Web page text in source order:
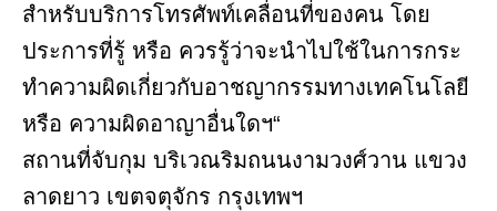
สำหรับบริการโทรศัพท์เคลื่อนที่ของคน โดย
ประการที่รู้ หรือ ควรรู้ว่าจะนำไปใช้ในการกระ
ทำความผิดเกี่ยวกับอาชญากรรมทางเทคโนโลยี
หรือ ความผิดอาญาอื่นใดฯ“
สถานที่จับกุม บริเวณริมถนนงามวงศ์วาน แขวง
ลาดยาว เขตจตุจักร กรุงเทพฯ